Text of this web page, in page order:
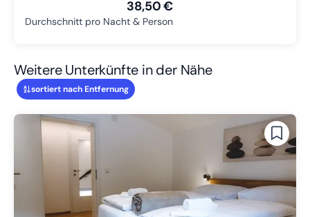
38,50 €
Durchschnitt pro Nacht & Person
Weitere Unterkünfte in der Nähe
sortiert nach Entfernung